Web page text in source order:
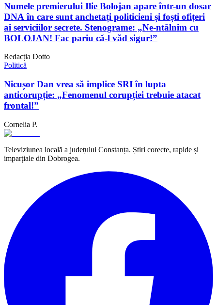
Numele premierului Ilie Bolojan apare într-un dosar
DNA în care sunt anchetați politicieni și foști ofițeri
ai serviciilor secrete. Stenograme: „Ne-ntâlnim cu
BOLOJAN! Fac pariu că-l văd sigur!”
Redacția Dotto
Politică
Nicușor Dan vrea să implice SRI în lupta
anticorupție: „Fenomenul corupției trebuie atacat
frontal!”
Cornelia P.
Televiziunea locală a județului Constanța. Știri corecte, rapide și
imparțiale din Dobrogea.